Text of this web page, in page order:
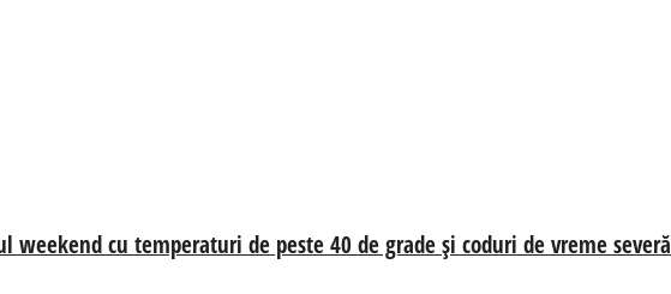
cu temperaturi de peste 40 de grade și coduri de vreme severă